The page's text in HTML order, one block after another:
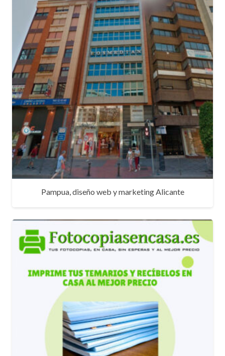
Pampua, diseño web y marketing Alicante